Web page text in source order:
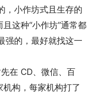
，小作坊式且生存的
这种“小作坊”通常都
强的，最好就找这一
在 CD、微信、百
构，每家机构打了